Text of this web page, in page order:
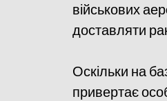
військових
доставляти
Оскільки на
привертає